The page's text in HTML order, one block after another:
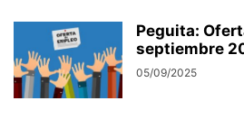
Peguita:
septiembre
05/09/2025